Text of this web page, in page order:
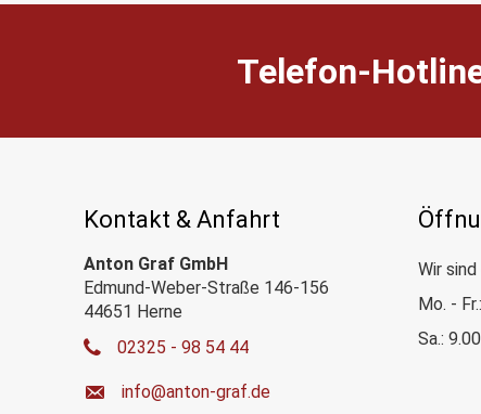
Telefon-
Kontakt & Anfahrt
Anton Graf GmbH
Edmund-Weber-Straße 146-156
44651 Herne
02325 - 98 54 44
ed.farg-notna@ofni
Wir
Mo. -
Sa.: